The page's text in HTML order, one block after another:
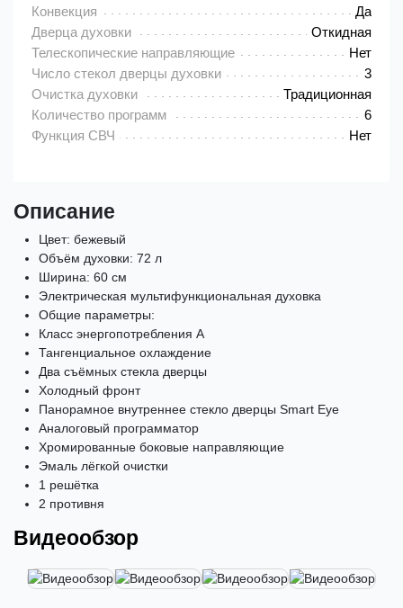
Конвекция
Да
Дверца духовки
Откидная
Телескопические направляющие
Нет
Число стекол дверцы духовки
3
Очистка духовки
Традиционная
Количество программ
6
Функция СВЧ
Нет
Описание
Цвет: бежевый
Объём духовки: 72 л
Ширина: 60 см
Электрическая мультифункциональная духовка
Общие параметры:
Класс энергопотребления А
Тангенциальное охлаждение
Два съёмных стекла дверцы
Холодный фронт
Панорамное внутреннее стекло дверцы Smart Eye
Аналоговый программатор
Хромированные боковые направляющие
Эмаль лёгкой очистки
1 решётка
2 противня
Видеообзор